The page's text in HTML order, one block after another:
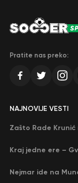
Pratite nas preko:
NAJNOVIJE VESTI